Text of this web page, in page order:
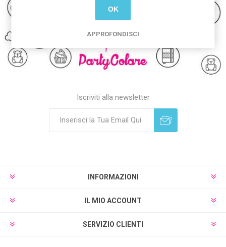
Iscriviti alla newsletter
INFORMAZIONI
IL MIO ACCOUNT
SERVIZIO CLIENTI
OK
APPROFONDISCI